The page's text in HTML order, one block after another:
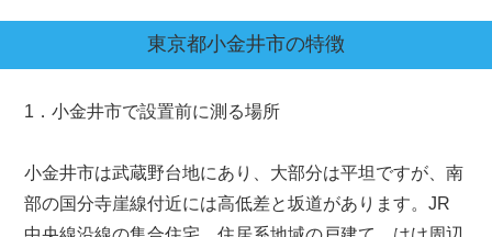
東京都小金井市の特徴
1．小金井市で設置前に測る場所
小金井市は武蔵野台地にあり、大部分は平坦ですが、南
部の国分寺崖線付近には高低差と坂道があります。JR